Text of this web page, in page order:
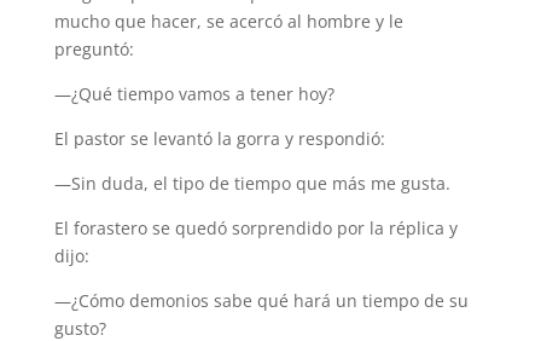
mucho que hacer, se acercó al hombre y le
preguntó:
—¿Qué tiempo vamos a tener hoy?
El pastor se levantó la gorra y respondió:
—Sin duda, el tipo de tiempo que más me gusta.
El forastero se quedó sorprendido por la réplica y
dijo:
—¿Cómo demonios sabe qué hará un tiempo de su
gusto?